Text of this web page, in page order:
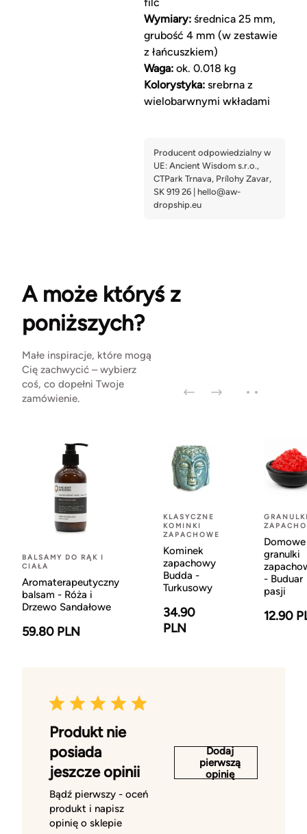
filc
Wymiary:średnica 25 mm,
grubość 4 mm (w zestawie
z łańcuszkiem)
Waga:ok. 0.018 kg
Kolorystyka:srebrna z
wielobarwnymi wkładami
A może któryś z
poniższych?
Małe inspiracje, które mogą
Cię zachwycić – wybierz
coś, co dopełni Twoje
zamówienie.
BALSAMY DO RĄK I
CIAŁA
Aromaterapeutyczny
balsam - Róża i
Drzewo Sandałowe
59.80 PLN
KLASYCZNE
KOMINKI
ZAPACHOWE
Kominek
zapachowy
Budda -
Turkusowy
34.90
PLN
Domowe
granulki
- Buduar
pasji
12.90
Produkt nie
posiada
jeszcze opinii
Bądź pierwszy - oceń
produkt i napisz
opinię o sklepie
Dodaj
pierwszą
opinię